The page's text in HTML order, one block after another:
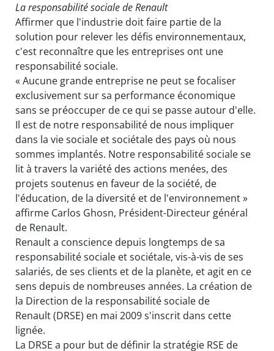
La responsabilité sociale de Renault
Affirmer que l'industrie doit faire partie de la
solution pour relever les défis environnementaux,
c'est reconnaître que les entreprises ont une
responsabilité sociale.
« Aucune grande entreprise ne peut se focaliser
exclusivement sur sa performance économique
sans se préoccuper de ce qui se passe autour d'elle.
Il est de notre responsabilité de nous impliquer
dans la vie sociale et sociétale des pays où nous
sommes implantés. Notre responsabilité sociale se
lit à travers la variété des actions menées, des
projets soutenus en faveur de la société, de
l'éducation, de la diversité et de l'environnement »
affirme Carlos Ghosn, Président-Directeur général
de Renault.
Renault a conscience depuis longtemps de sa
responsabilité sociale et sociétale, vis-à-vis de ses
salariés, de ses clients et de la planète, et agit en ce
sens depuis de nombreuses années. La création de
la Direction de la responsabilité sociale de
Renault (DRSE) en mai 2009 s'inscrit dans cette
lignée.
La DRSE a pour but de définir la stratégie RSE de